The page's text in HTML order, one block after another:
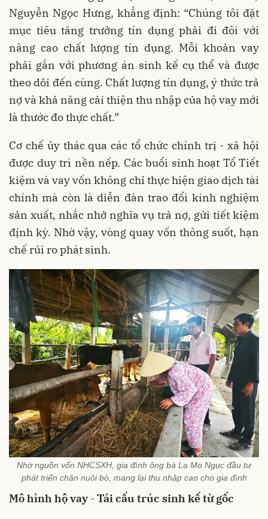
Nguyễn Ngọc Hưng, khẳng định: “Chúng tôi đặt
mục tiêu tăng trưởng tín dụng phải đi đôi với
nâng cao chất lượng tín dụng. Mỗi khoản vay
phải gắn với phương án sinh kế cụ thể và được
theo dõi đến cùng. Chất lượng tín dụng, ý thức trả
nợ và khả năng cải thiện thu nhập của hộ vay mới
là thước đo thực chất.”
Cơ chế ủy thác qua các tổ chức chính trị - xã hội
được duy trì nền nếp. Các buổi sinh hoạt Tổ Tiết
kiệm và vay vốn không chỉ thực hiện giao dịch tài
chính mà còn là diễn đàn trao đổi kinh nghiệm
sản xuất, nhắc nhở nghĩa vụ trả nợ, gửi tiết kiệm
định kỳ. Nhờ vậy, vòng quay vốn thông suốt, hạn
chế rủi ro phát sinh.
Nhờ nguồn vốn NHCSXH, gia đình ông bà La Mo Ngục đầu tư
phát triển chăn nuôi bò, mang lại thu nhập cao cho gia đình
Mô hình hộ vay - Tái cấu trúc sinh kế từ gốc